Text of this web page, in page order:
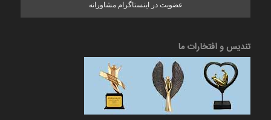
عضویت در اینستاگرام مشاورانه
تندیس و افتخارات ما